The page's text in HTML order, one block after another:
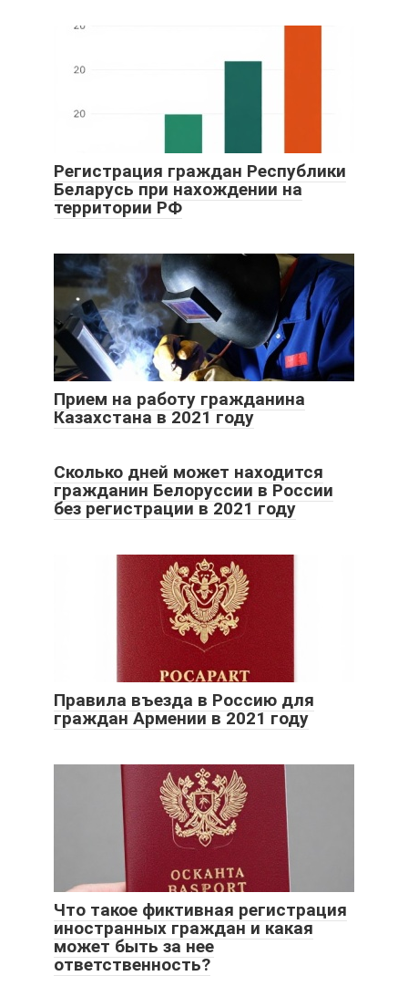
Регистрация граждан Республики
Беларусь при нахождении на
территории РФ
Прием на работу гражданина
Казахстана в 2021 году
Сколько дней может находится
гражданин Белоруссии в России
без регистрации в 2021 году
Правила въезда в Россию для
граждан Армении в 2021 году
Что такое фиктивная регистрация
иностранных граждан и какая
может быть за нее
ответственность?